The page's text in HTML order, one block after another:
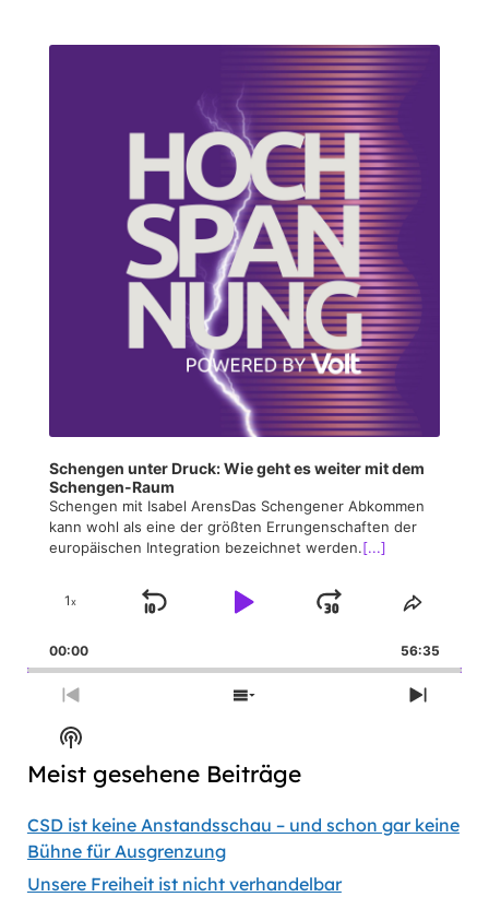
Player
Schengen unter Druck: Wie geht es weiter mit dem
Schengen-Raum
Schengen mit Isabel ArensDas Schengener Abkommen
kann wohl als eine der größten Errungenschaften der
europäischen Integration bezeichnet werden.[...]
Change
Rate
1x
Skip
Play
Jump
Forward
Share
00:00 56:35
Previous
Episode
Show
Next
Show
Podcast
Information
Meist gesehene Beiträge
CSD ist keine Anstandsschau – und schon gar keine
Bühne für Ausgrenzung
Unsere Freiheit ist nicht verhandelbar